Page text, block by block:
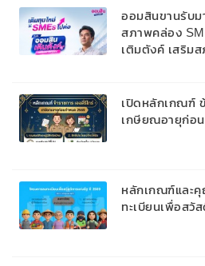
ออมสินขานรับม
สภาพคล่อง
เติมตังค์ เสริม
สูงสุด 10 ปี
เปิดหลักเกณฑ์
เกษียณอายุก่อ
หลักเกณฑ์และ
ทะเบียนเพื่อสวั